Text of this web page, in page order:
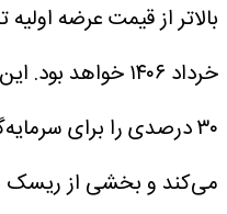
خرداد ۱۴۰۶ خواهد بود.
۳۰ درصدی را برای
می‌کند و بخشی از ریسک